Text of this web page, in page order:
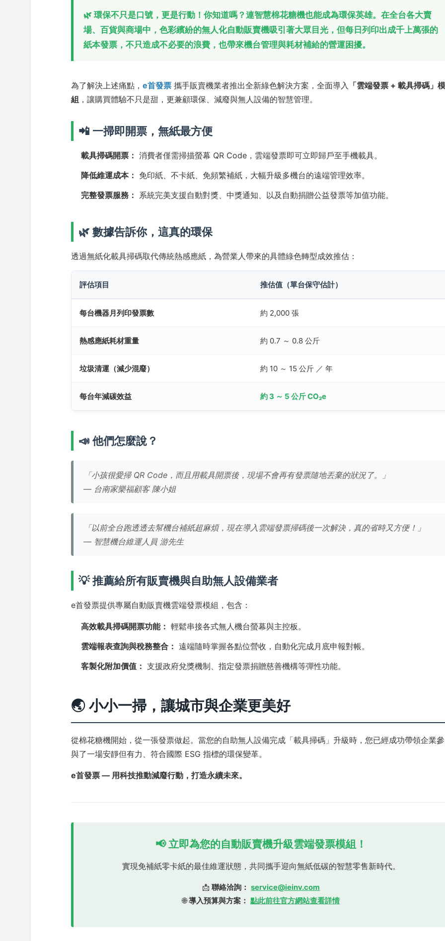
🌿 環保不只是口號，更是行動！你知道嗎？連智慧棉花糖機也能成為環保英雄。在全台各大賣
場、百貨與商場中，色彩繽紛的無人化自動販賣機吸引著大眾目光，但每日列印出成千上萬張的
紙本發票，不只造成不必要的浪費，也帶來機台管理與耗材補給的營運困擾。
為了解決上述痛點，e首發票 攜手販賣機業者推出全新綠色解決方案，全面導入 「雲端發票 + 載具掃碼」
組 ，讓購買體驗不只是甜，更兼顧環保、減廢與無人設備的智慧管理。
📲 一掃即開票，無紙最方便
載具掃碼開票： 消費者僅需掃描螢幕 QR Code，雲端發票即可立即歸戶至手機載具。
降低維運成本： 免印紙、不卡紙、免頻繁補紙，大幅升級多機台的遠端管理效率。
完整發票服務： 系統完美支援自動對獎、中獎通知、以及自動捐贈公益發票等加值功能。
🌿 數據告訴你，這真的環保
透過無紙化載具掃碼取代傳統熱感應紙，為營業人帶來的具體綠色轉型成效推估：
評估項目 推估值（單台保守估計）
每台機器月列印發票數 約 2,000 張
熱感應紙耗材重量 約 0.7 ～ 0.8 公斤
垃圾清運（減少混廢） 約 10 ～ 15 公斤 ／ 年
每台年減碳效益 約 3 ～ 5 公斤 CO₂e
📣 他們怎麼說？
「小孩很愛掃 QR Code，而且用載具開票後，現場不會再有發票隨地丟棄的狀況了。」
— 台南家樂福顧客 陳小姐
「以前全台跑透透去幫機台補紙超麻煩，現在導入雲端發票掃碼後一次解決，真的省時又方便！」
— 智慧機台維運人員 游先生
💡 推薦給所有販賣機與自助無人設備業者
e首發票提供專屬自動販賣機雲端發票模組，包含：
高效載具掃碼開票功能： 輕鬆串接各式無人機台螢幕與主控板。
雲端報表查詢與稅務整合： 遠端隨時掌握各點位營收，自動化完成月底申報對帳。
客製化附加價值： 支援政府兌獎機制、指定發票捐贈慈善機構等彈性功能。
🌏 小小一掃，讓城市與企業更美好
從棉花糖機開始，從一張發票做起。當您的自助無人設備完成「載具掃碼」升級時，您已經成功帶領企業參
與了一場安靜但有力、符合國際 ESG 指標的環保變革。
e首發票 — 用科技推動減廢行動，打造永續未來。
📢 立即為您的自動販賣機升級雲端發票模組！
實現免補紙零卡紙的最佳維運狀態，共同攜手迎向無紙低碳的智慧零售新時代。
📩聯絡洽詢： service@ieinv.com
🌐導入預算與方案： 點此前往官方網站查看詳情